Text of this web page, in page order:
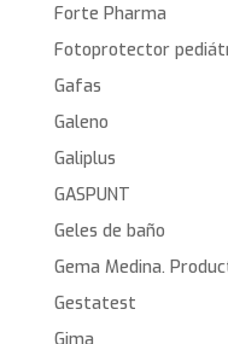
Forte Pharma
Fotoprotector
Gafas
Galeno
Galiplus
GASPUNT
Geles de baño
Gema Medina.
Gestatest
Gima